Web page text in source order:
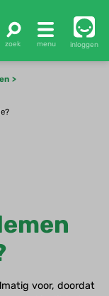
inloggen
voor, doordat